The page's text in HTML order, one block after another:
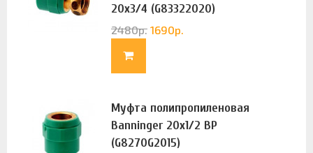
20х3/4 (G83322020)
2480р. 1690р.
Муфта полипропиленовая
Banninger 20х1/2 ВР
(G8270G2015)